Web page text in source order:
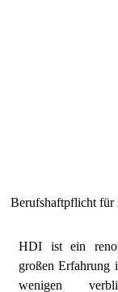
Berufshaftpflicht
HDI ist ein
großen Erfahrung
wenigen